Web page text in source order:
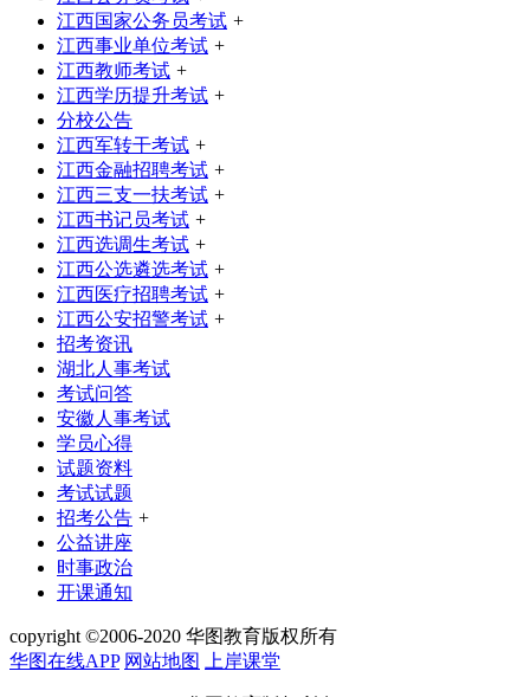
江西国家公务员考试 +
江西事业单位考试 +
江西教师考试 +
江西学历提升考试 +
分校公告
江西军转干考试 +
江西金融招聘考试 +
江西三支一扶考试 +
江西书记员考试 +
江西选调生考试 +
江西公选遴选考试 +
江西医疗招聘考试 +
江西公安招警考试 +
招考资讯
湖北人事考试
考试问答
安徽人事考试
学员心得
试题资料
考试试题
招考公告 +
公益讲座
时事政治
开课通知
copyright ©2006-2020 华图教育版权所有
华图在线APP 网站地图 上岸课堂